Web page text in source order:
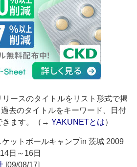
ースのタイトルをリスト形式で掲
去のタイトルをキーワード、日付
きます。（→YAKUNETとは）
ットボールキャンプin 茨城 2009
日～16日
[09/08/17]